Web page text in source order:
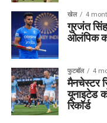
खेल 4
गुरजंत
ओलंपिक
फुटबॉल 4
मैनचेस्टर
यूनाइटेड
रिकॉर्ड